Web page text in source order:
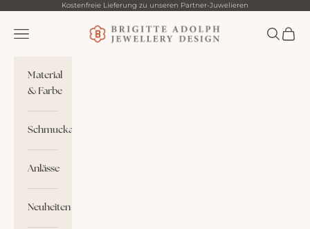
Zum Inhalt springenKostenfreie Lieferung zu unseren Partner-Juwelieren
Brigitte Adolph
Menü Suchen
Material
& Farbe
Schmuckart
Anlässe
Neuheiten